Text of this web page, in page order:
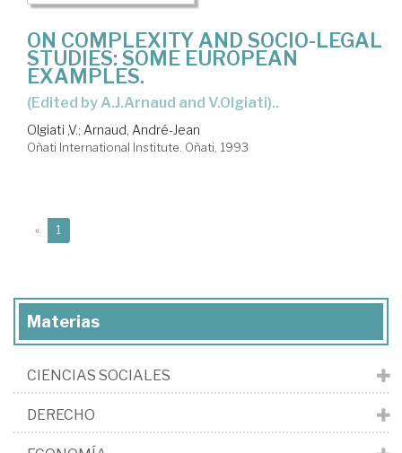
ON COMPLEXITY AND SOCIO-LEGAL
STUDIES: SOME EUROPEAN
EXAMPLES.
(Edited by A.J.Arnaud and V.Olgiati)..
Olgiati ,V.; Arnaud, André-Jean
Oñati International Institute. Oñati, 1993
« 1
Materias
CIENCIAS SOCIALES
DERECHO